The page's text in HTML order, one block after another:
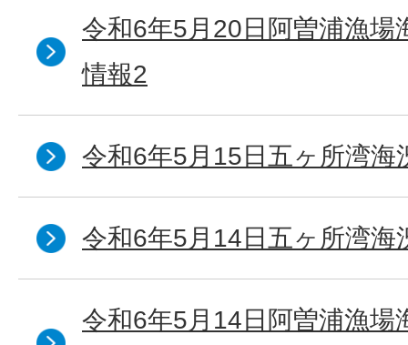
令和6年5月20日阿曽浦漁場
情報2
令和6年5月15日五ヶ所湾海
令和6年5月14日五ヶ所湾海
令和6年5月14日阿曽浦漁場